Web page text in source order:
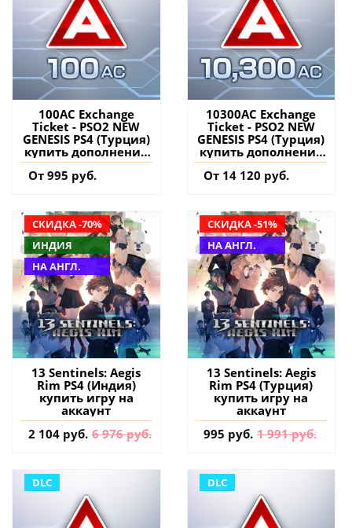
100AC Exchange
Ticket - PSO2 NEW
GENESIS PS4 (Турция)
купить дополнение
на аккаунт
От 995 руб.
10300AC Exchange
Ticket - PSO2 NEW
GENESIS PS4 (Турция)
купить дополнение
на аккаунт
От 14 120 руб.
СКИДКА -70%
ИНДИЯ
НА АНГЛ.
13 Sentinels: Aegis
Rim PS4 (Индия)
купить игру на
аккаунт
2 104 руб. 6 976 руб.
СКИДКА -51%
НА АНГЛ.
13 Sentinels: Aegis
Rim PS4 (Турция)
купить игру на
аккаунт
995 руб. 1 991 руб.
DLC DLC